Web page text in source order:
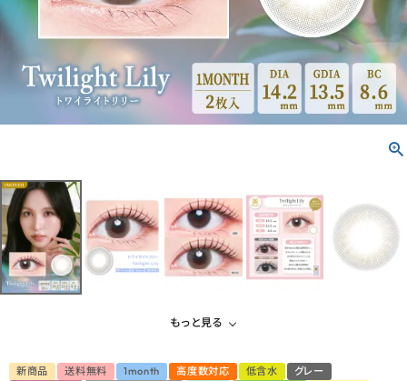
お買い物ガイド
お問い合わせ
もっと見る
新商品 送料無料 1month 高度数対応 低含水
グレー